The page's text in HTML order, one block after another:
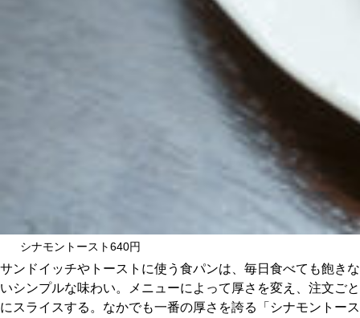
シナモントースト640円
サンドイッチやトーストに使う食パンは、毎日食べても飽きな
いシンプルな味わい。メニューによって厚さを変え、注文ごと
にスライスする。なかでも一番の厚さを誇る「シナモントース